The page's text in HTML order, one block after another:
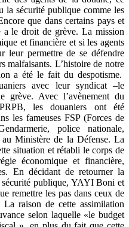
la sécurité publique comme les
que dans certains pays et
a le droit de grève. La mission
et financière et si les agents
leur permettre de se défendre
malfaisants. L’histoire de notre
a été le fait du despotisme.
avec leur syndicat –le
Avec l’avènement du
les douaniers ont été
les fameuses FSP (Forces de
police nationale,
Ministère de la Défense. La
situation et rétabli le corps de
économique et financière,
En décidant de retourner la
sécurité publique, YAYI Boni et
remettre les pas dans ceux de
raison de cette assimilation
selon laquelle «le budget